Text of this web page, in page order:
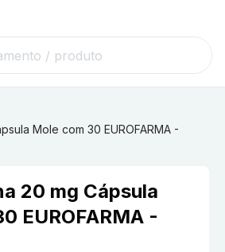
Mole com 30 EUROFARMA -
20 mg Cápsula
EUROFARMA -